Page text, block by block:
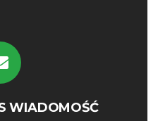
WIADOMOŚĆ